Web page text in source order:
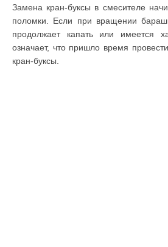
Замена кран-буксы в смесителе
поломки. Если при вращении
продолжает капать или имеется
означает, что пришло время
кран-буксы.